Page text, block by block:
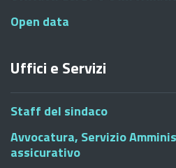
Open data
Uffici e Servizi
Staff del sindaco
Avvocatura, Servizio
assicurativo